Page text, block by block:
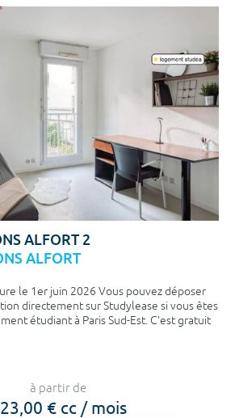
ALFORT 2
ALFORT
le 1er juin 2026 Vous pouvez déposer
directement sur Studylease si vous êtes
étudiant à Paris Sud-Est. C'est gratuit
à partir de
€ cc / mois